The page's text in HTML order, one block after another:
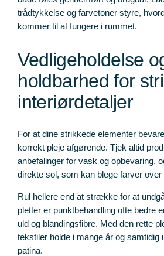
trådtykkelse og farvetoner styre,
kommer til at fungere i rummet.
Vedligeholdelse
holdbarhed for
interiørdetaljer
For at dine strikkede elementer
korrekt pleje afgørende. Tjek altid
anbefalinger for vask og opbevaring,
direkte sol, som kan blege farver over
Rul hellere end at strække for at
pletter er punktbehandling ofte bedre
uld og blandingsfibre. Med den rette
tekstiler holde i mange år og samtidig
patina.